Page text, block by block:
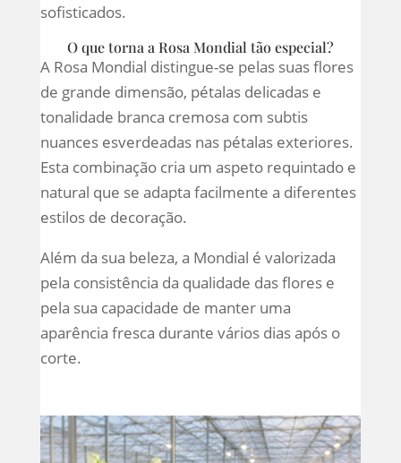
sofisticados.
O que torna a Rosa Mondial tão especial?
A Rosa Mondial distingue-se pelas suas flores
de grande dimensão, pétalas delicadas e
tonalidade branca cremosa com subtis
nuances esverdeadas nas pétalas exteriores.
Esta combinação cria um aspeto requintado e
natural que se adapta facilmente a diferentes
estilos de decoração.
Além da sua beleza, a Mondial é valorizada
pela consistência da qualidade das flores e
pela sua capacidade de manter uma
aparência fresca durante vários dias após o
corte.